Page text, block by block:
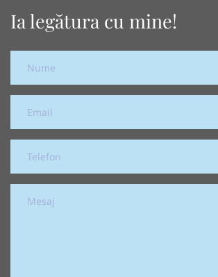
Ia legătura cu mine!